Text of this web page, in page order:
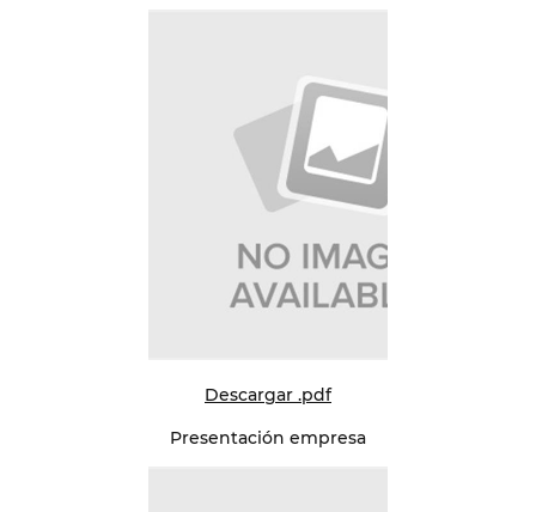
Descargar .pdf
Presentación empresa